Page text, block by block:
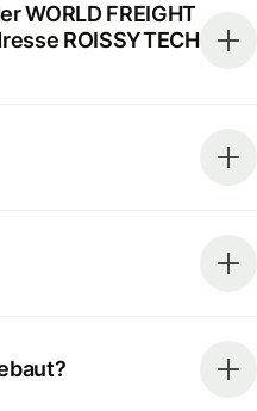
WORLD FREIGHT
ROISSYTECH